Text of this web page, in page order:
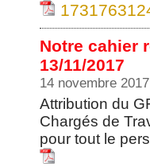
Notre cahier
13/11/2017
14 novembre 2017
Attribution du
Chargés de
pour tout le